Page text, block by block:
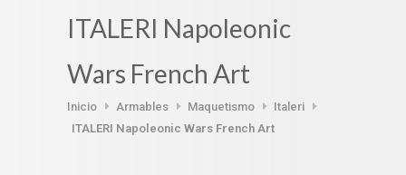
ITALERI Napoleonic
Wars French Art
Inicio Armables Maquetismo
Italeri
ITALERI Napoleonic Wars French Art